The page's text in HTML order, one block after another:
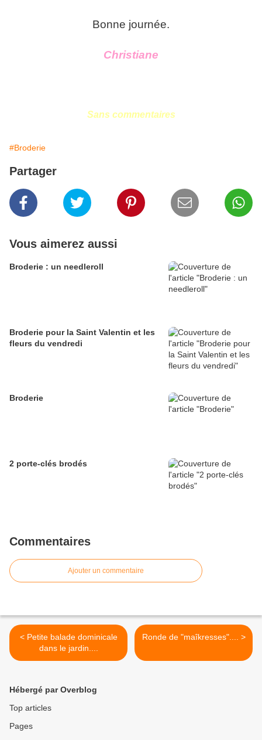
Bonne journée.
Christiane
Sans commentaires
#Broderie
Partager
Vous aimerez aussi
Broderie : un needleroll
Broderie pour la Saint Valentin et les
fleurs du vendredi
Broderie
2 porte-clés brodés
Commentaires
Ajouter un commentaire
< Petite balade dominicale
dans le jardin....
Ronde de "maîkresses".... >
Hébergé par Overblog
Top articles
Pages